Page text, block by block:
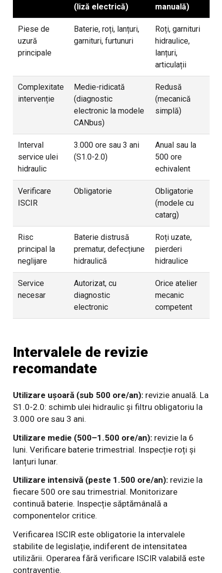
(liză electrică)
manuală)
Piese de
uzură
principale
Baterie, roți, lanțuri,
garnituri, furtunuri
Roți, garnituri
hidraulice,
lanțuri,
articulații
Complexitate
intervenție
Medie-ridicată
(diagnostic
electronic la modele
CANbus)
Redusă
(mecanică
simplă)
Interval
service ulei
hidraulic
3.000 ore sau 3 ani
(S1.0-2.0)
Anual sau la
500 ore
echivalent
Verificare
ISCIR
Obligatorie
Obligatorie
(modele cu
catarg)
Risc
principal la
neglijare
Baterie distrusă
prematur, defecțiune
hidraulică
Roți uzate,
pierderi
hidraulice
Service
necesar
Autorizat, cu
diagnostic
electronic
Orice atelier
mecanic
competent
Intervalele de revizie
recomandate
Utilizare ușoară (sub 500 ore/an):revizie anuală. La
S1.0-2.0: schimb ulei hidraulic și filtru obligatoriu la
3.000 ore sau 3 ani.
Utilizare medie (500–1.500 ore/an):revizie la 6
luni. Verificare baterie trimestrial. Inspecție roți și
lanțuri lunar.
Utilizare intensivă (peste 1.500 ore/an):revizie la
fiecare 500 ore sau trimestrial. Monitorizare
continuă baterie. Inspecție săptămânală a
componentelor critice.
Verificarea ISCIR este obligatorie la intervalele
stabilite de legislație, indiferent de intensitatea
utilizării. Operarea fără verificare ISCIR valabilă este
contravenție.